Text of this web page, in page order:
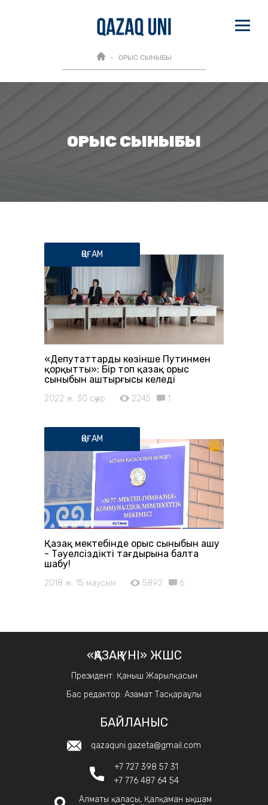
ОРЫС СЫНЫБЫ
ОРЫС СЫНЫБЫ
ҚОҒАМ
«Депутаттардың көзінше Путинмен
қорқытты»: Бір топ қазақ орыс
сыныбын аштырғысы келеді
2022 ж. 30 сәуір 2245 1
ҚОҒАМ
Қазақ мектебінде орыс сыныбын ашу
- Тәуелсіздіктің тағдырына балта
шабу!
2018 ж. 15 маусым 5892 6
«ҚАЗАҚ ҮНІ» ЖШС
Президент: Қаныш Жарылқасын
Бас редактор: Азамат Тасқараұлы
БАЙЛАНЫС
qazaquni.gazeta@gmail.com
+7 727 398 57 31
+7 776 487 64 54
Алматы қаласы, Қалқаман ықшам